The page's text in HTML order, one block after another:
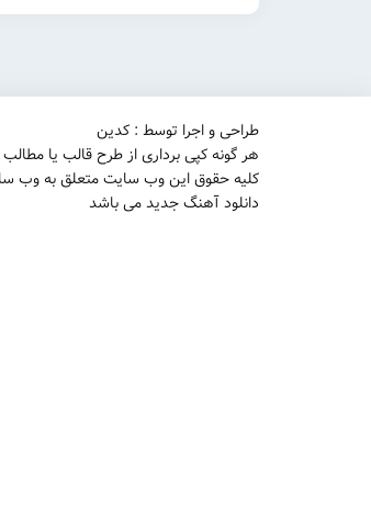
طراحی و اجرا توسط : کدین
هر گونه کپی برداری از طرح قالب یا مطالب
کلیه حقوق این وب سایت متعلق به وب
دانلود آهنگ جدید می باشد